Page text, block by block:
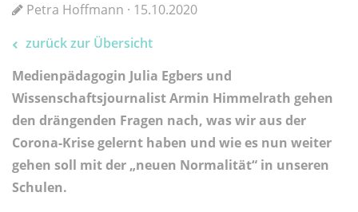
Petra Hoffmann · 15.10.2020
zurück zur Übersicht
Medienpädagogin Julia Egbers und
Wissenschaftsjournalist Armin Himmelrath gehen
den drängenden Fragen nach, was wir aus der
Corona-Krise gelernt haben und wie es nun weiter
gehen soll mit der „neuen Normalität“ in unseren
Schulen.